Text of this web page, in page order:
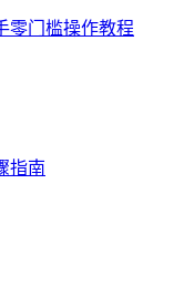
零门槛操作教程
指南